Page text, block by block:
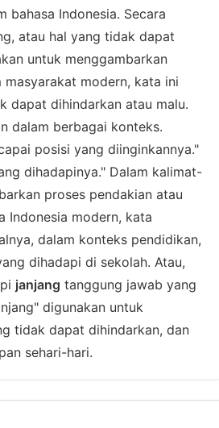
bahasa Indonesia. Secara
atau hal yang tidak dapat
untuk menggambarkan
masyarakat modern, kata ini
dapat dihindarkan atau malu.
dalam berbagai konteks.
posisi yang diinginkannya."
dihadapinya." Dalam kalimat-
proses pendakian atau
Indonesia modern, kata
dalam konteks pendidikan,
dihadapi di sekolah. Atau,
janjang tanggung jawab yang
digunakan untuk
tidak dapat dihindarkan, dan
sehari-hari.